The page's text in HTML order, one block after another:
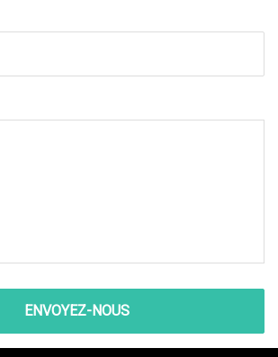
ENVOYEZ-NOUS